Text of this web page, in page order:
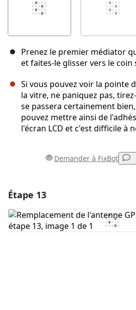
Prenez le premier médiator
et faites-le glisser vers le
Si vous pouvez voir la pointe
la vitre, ne paniquez pas,
se passera certainement
pouvez mettre ainsi de
l'écran LCD et c'est difficile à
Demander à FixBot
Ajouter un commentaire
Étape 13